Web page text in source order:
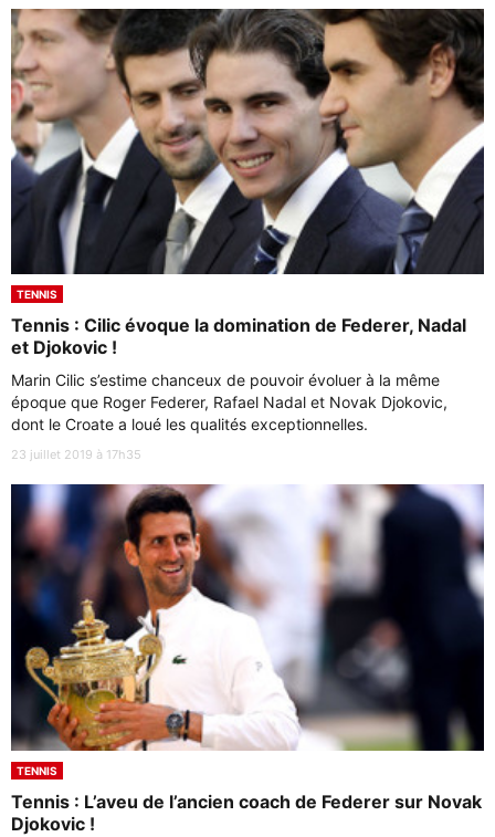
TENNIS
Tennis : Cilic évoque la domination de Federer, Nadal
et Djokovic !
Marin Cilic s’estime chanceux de pouvoir évoluer à la même
époque que Roger Federer, Rafael Nadal et Novak Djokovic,
dont le Croate a loué les qualités exceptionnelles.
23 juillet 2019 à 17h35
TENNIS
Tennis : L’aveu de l’ancien coach de Federer sur Novak
Djokovic !